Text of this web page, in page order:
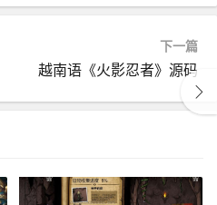
下一篇
越南语《火影忍者》源码